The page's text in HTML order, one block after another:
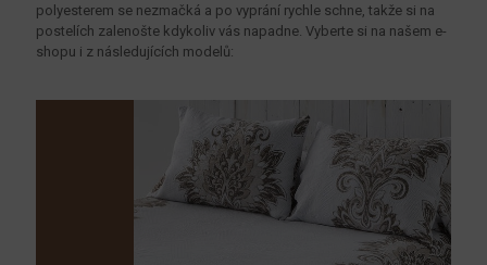
polyesterem se nezmačká a po vyprání rychle schne, takže si na
postelích zalenošte kdykoliv vás napadne. Vyberte si na našem e-
shopu i z následujících modelů: